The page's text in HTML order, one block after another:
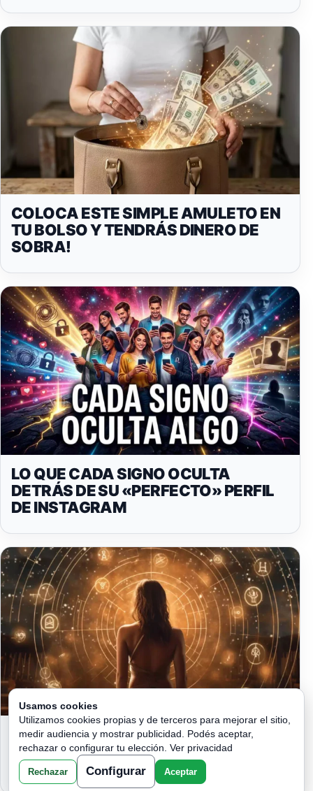
COLOCA ESTE SIMPLE AMULETO EN
TU BOLSO Y TENDRÁS DINERO DE
SOBRA!
LO QUE CADA SIGNO OCULTA
DETRÁS DE SU «PERFECTO» PERFIL
DE INSTAGRAM
¡DECISIONES TRASCENDENTALES
SEGÚN TU SIGNO ZODIACAL! ¡TOMA
EL CONTROL DE TU VIDA!
Usamos cookies
Utilizamos cookies propias y de terceros para mejorar el sitio,
medir audiencia y mostrar publicidad. Podés aceptar,
rechazar o configurar tu elección. Ver privacidad
Rechazar Configurar Aceptar